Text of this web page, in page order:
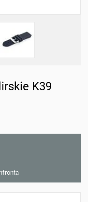
K39